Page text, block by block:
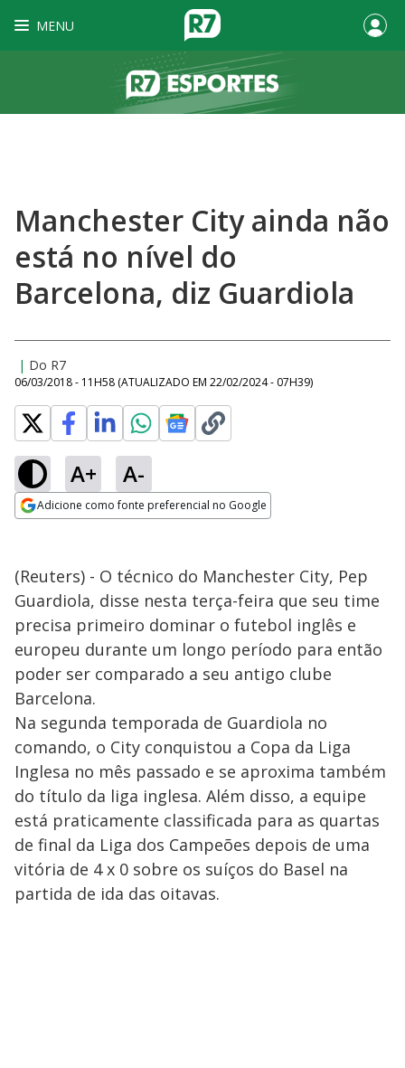
MENU
Manchester City ainda não
está no nível do
Barcelona, diz Guardiola
| Do R7
06/03/2018 - 11H58 (ATUALIZADO EM 22/02/2024 - 07H39)
A+ A-
Adicione como fonte preferencial no Google
(Reuters) - O técnico do Manchester City, Pep
Guardiola, disse nesta terça-feira que seu time
precisa primeiro dominar o futebol inglês e
europeu durante um longo período para então
poder ser comparado a seu antigo clube
Barcelona.
Na segunda temporada de Guardiola no
comando, o City conquistou a Copa da Liga
Inglesa no mês passado e se aproxima também
do título da liga inglesa. Além disso, a equipe
está praticamente classificada para as quartas
de final da Liga dos Campeões depois de uma
vitória de 4 x 0 sobre os suíços do Basel na
partida de ida das oitavas.